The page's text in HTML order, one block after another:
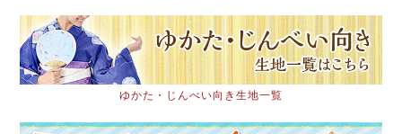
ゆかた・じんべい向き生地一覧